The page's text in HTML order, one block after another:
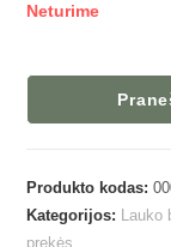
Neturime
Produkto kodas:
Kategorijos: Lauko
prekės